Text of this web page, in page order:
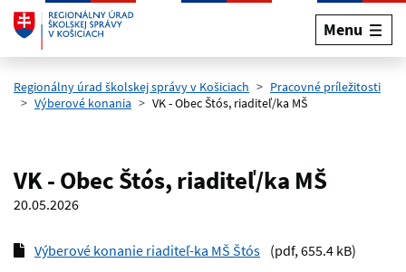
Preskočiť na hlavný obsah
Menu
Regionálny úrad školskej správy v Košiciach
Pracovné príležitosti
Výberové konania
VK - Obec Štós, riaditeľ/ka MŠ
VK - Obec Štós, riaditeľ/ka MŠ
20.05.2026
Výberové konanie riaditeľ-ka MŠ Štós (pdf, 655.4 kB)